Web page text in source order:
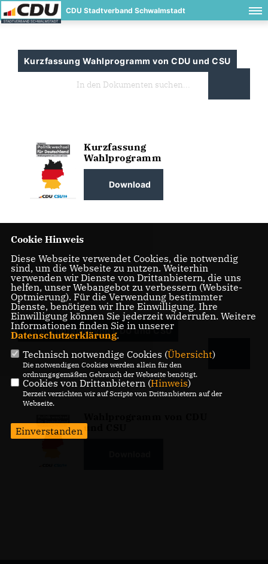
CDU Stadtverband Schwalmstadt
Kurzfassung Wahlprogramm von CDU und CSU
Kurzfassung
Wahlprogramm
Download
Wahlprogramm von CDU und CSU
und CSU
Cookie Hinweis
Diese Webseite verwendet Cookies, die notwendig
sind, um die Webseite zu nutzen. Weiterhin
verwenden wir Dienste von Drittanbietern, die uns
helfen, unser Webangebot zu verbessern (Website-
Optmierung). Für die Verwendung bestimmter
Dienste, benötigen wir Ihre Einwilligung. Ihre
Einwilligung können Sie jederzeit widerrufen. Weitere
Informationen finden Sie in unserer
Datenschutzerklärung.
Technisch notwendige Cookies (Übersicht)
Die notwendigen Cookies werden allein für den
ordnungsgemäßen Gebrauch der Webseite benötigt.
Cookies von Drittanbietern (Hinweis)
Derzeit verzichten wir auf Scripte von Drittanbietern auf der
Webseite.
Einverstanden